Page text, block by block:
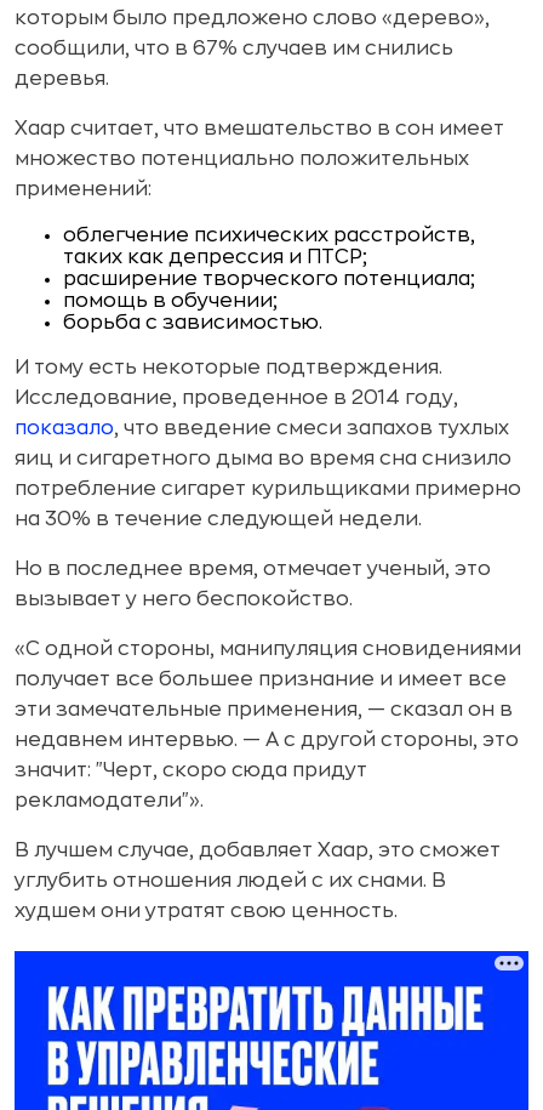
которым было предложено слово «дерево»,
сообщили, что в 67% случаев им снились
деревья.
Хаар считает, что вмешательство в сон имеет
множество потенциально положительных
применений:
облегчение психических расстройств,
таких как депрессия и ПТСР;
расширение творческого потенциала;
помощь в обучении;
борьба с зависимостью.
И тому есть некоторые подтверждения.
Исследование, проведенное в 2014 году,
показало, что введение смеси запахов тухлых
яиц и сигаретного дыма во время сна снизило
потребление сигарет курильщиками примерно
на 30% в течение следующей недели.
Но в последнее время, отмечает ученый, это
вызывает у него беспокойство.
«С одной стороны, манипуляция сновидениями
получает все большее признание и имеет все
эти замечательные применения, — сказал он в
недавнем интервью. — А с другой стороны, это
значит: "Черт, скоро сюда придут
рекламодатели"».
В лучшем случае, добавляет Хаар, это сможет
углубить отношения людей с их снами. В
худшем они утратят свою ценность.